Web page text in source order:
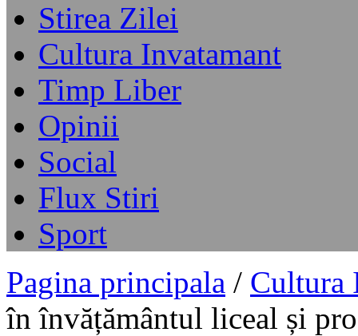
Stirea Zilei
Cultura Invatamant
Timp Liber
Opinii
Social
Flux Stiri
Sport
Pagina principala / Cultura
în învățământul liceal și